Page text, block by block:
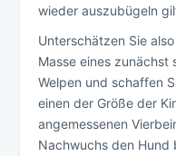
wieder auszubügeln
Unterschätzen Sie
Masse eines zunächst
Welpen und schaffen
einen der Größe der
angemessenen
Nachwuchs den Hund